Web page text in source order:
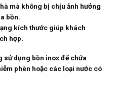
mà không bị chịu ảnh hưởng
bồn.
kích thước giúp khách
hợp.
sử dụng bồn inox để chứa
phèn hoặc các loại nước có